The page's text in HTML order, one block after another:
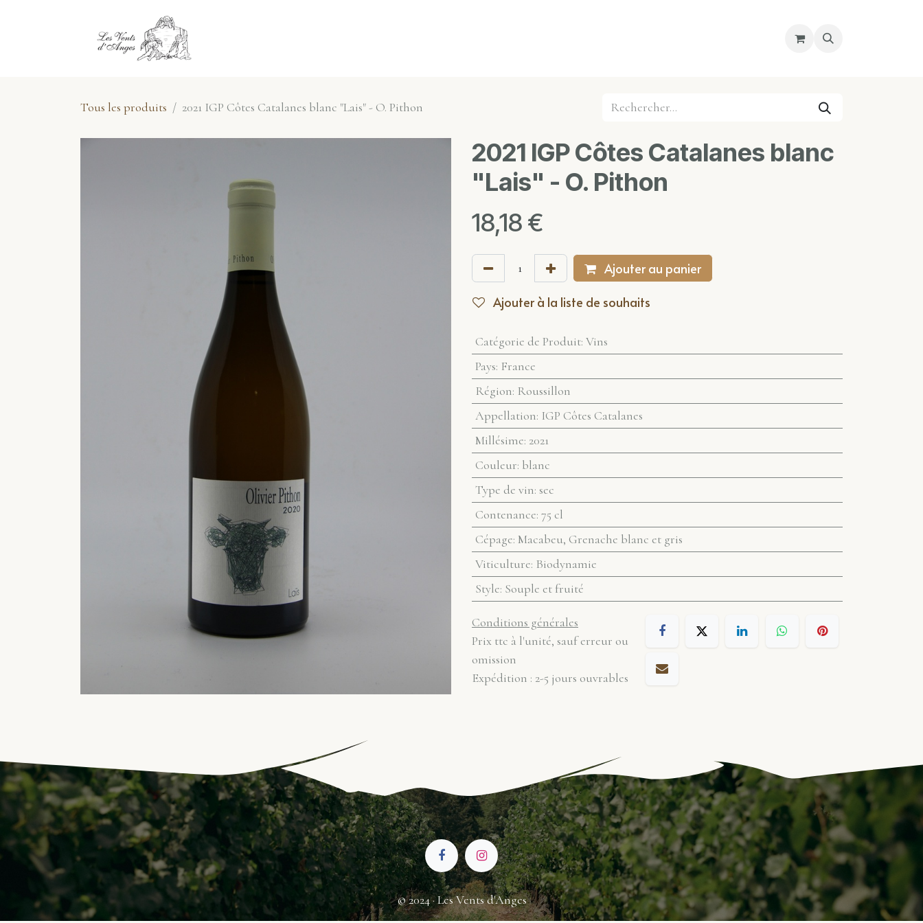
Cours
Tous les produits 2021 IGP Côtes Catalanes blanc "Lais" - O. Pithon
2021 IGP Côtes Catalanes blanc
"Lais" - O. Pithon
18,18 €
Ajouter au panier
Ajouter à la liste de souhaits
Catégorie de Produit: Vins
Pays: France
Région: Roussillon
Appellation: IGP Côtes Catalanes
Millésime: 2021
Couleur: blanc
Type de vin: sec
Contenance: 75 cl
Cépage: Macabeu, Grenache blanc et gris
Viticulture: Biodynamie
Style: Souple et fruité
Conditions générales
Prix ttc à l'unité, sauf erreur ou
omission
Expédition : 2-5 jours ouvrables
© 2024 · Les Vents d'Anges